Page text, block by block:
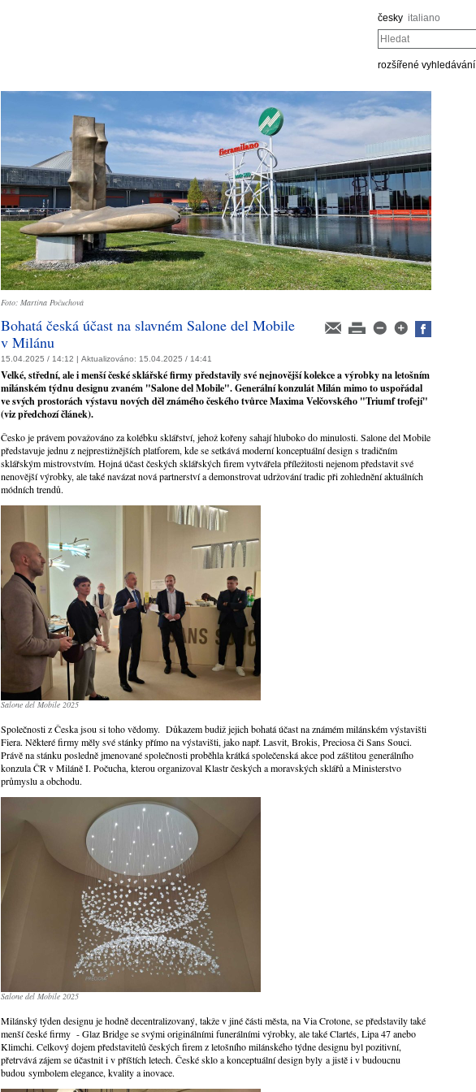
česky italiano
Hledat
rozšířené vyhledávání
Foto: Martina Počuchová
Bohatá česká účast na slavném Salone del Mobile
v Milánu
15.04.2025 / 14:12 | Aktualizováno: 15.04.2025 / 14:41
Velké, střední, ale i menší české sklářské firmy představily své nejnovější kolekce a výrobky na letošním
milánském týdnu designu zvaném "Salone del Mobile". Generální konzulát Milán mimo to uspořádal
ve svých prostorách výstavu nových děl známého českého tvůrce Maxima Velčovského "Triumf trofejí"
(viz předchozí článek).
Česko je právem považováno za kolébku sklářství, jehož kořeny sahají hluboko do minulosti. Salone del Mobile
představuje jednu z nejprestižnějších platforem, kde se setkává moderní konceptuální design s tradičním
sklářským mistrovstvím. Hojná účast českých sklářských firem vytvářela příležitosti nejenom představit své
nenovější výrobky, ale také navázat nová partnerství a demonstrovat udržování tradic při zohlednění aktuálních
módních trendů.
Salone del Mobile 2025
Společnosti z Česka jsou si toho vědomy. Důkazem budiž jejich bohatá účast na známém milánském výstavišti
Fiera. Některé firmy měly své stánky přímo na výstavišti, jako např. Lasvit, Brokis, Preciosa či Sans Souci.
Právě na stánku posledně jmenované společnosti proběhla krátká společenská akce pod záštitou generálního
konzula ČR v Miláně I. Počucha, kterou organizoval Klastr českých a moravských sklářů a Ministerstvo
průmyslu a obchodu.
Salone del Mobile 2025
Milánský týden designu je hodně decentralizovaný, takže v jiné části města, na Via Crotone, se představily také
menší české firmy - Glaz Bridge se svými originálními funerálními výrobky, ale také Clartés, Lipa 47 anebo
Klimchi. Celkový dojem představitelů českých firem z letošního milánského týdne designu byl pozitivní,
přetrvává zájem se účastnit i v příštích letech. České sklo a konceptuální design byly a jistě i v budoucnu
budou symbolem elegance, kvality a inovace.